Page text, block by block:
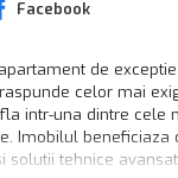
Facebook
de exceptie
celor mai
intr-una dintre cele
Imobilul beneficiaza
solutii tehnice